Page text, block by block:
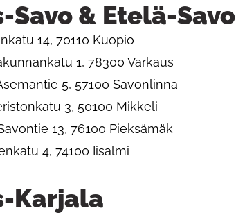
Savo & Etelä-Savo
14, 70110 Kuopio
1, 78300 Varkaus
5, 57100 Savonlinna
3, 50100 Mikkeli
13, 76100 Pieksämäk
4, 74100 Iisalmi
Karjala